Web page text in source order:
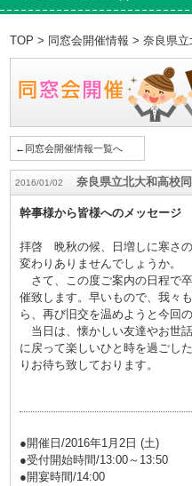
TOP > 同窓会開催情報 > 奈良県立
←同窓会開催情報一覧へ
2016/01/02 奈良県立北大和高校
幹事様から皆様へのメッセージ
拝啓 晩秋の候、日増しに寒さ
変わりありませんでしょうか。
さて、この度ご案内の日程で
催致します。早いもので、我々
ら、再び旧交を温めようと今回
当日は、懐かしい友達やお世
に戻って楽しいひと時を過ごし
りお待ち致しております。
●開催日/2016年1月2日 (土)
●受付開始時間/13:00～13:50
●開宴時間/14:00